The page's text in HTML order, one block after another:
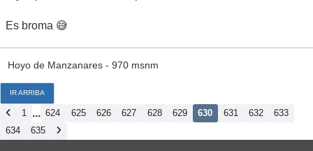
Es broma 😅
Hoyo de Manzanares - 970 msnm
IR ARRIBA
1 ... 624 625 626 627 628 629 630 631 632
633
634
635